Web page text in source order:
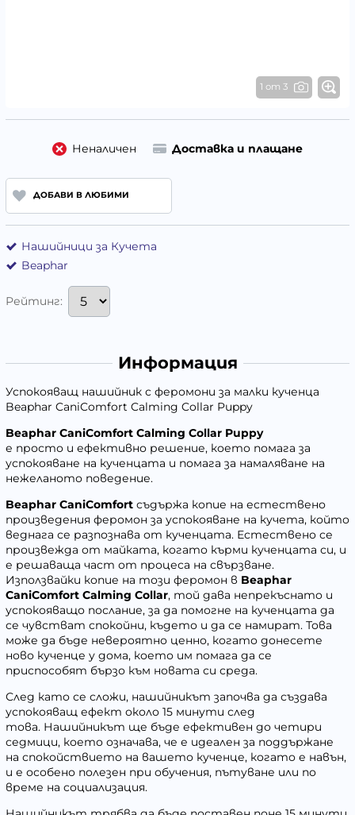
1 от 3
Неналичен Доставка и плащане
ДОБАВИ В ЛЮБИМИ
Нашийници за Кучета
Beaphar
Рейтинг:
Информация
Успокояващ нашийник с феромони за малки кученца
Beaphar CaniComfort Calming Collar Puppy
Beaphar CaniComfort Calming Collar Puppy
е просто и ефективно решение, което помага за
успокояване на кученцата и помага за намаляване на
нежеланото поведение.
Beaphar CaniComfort съдържа копие на естествено
произведения феромон за успокояване на кучета, който
веднага се разпознава от кученцата. Естествено се
произвежда от майката, когато кърми кученцата си, и
е решаваща част от процеса на свързване.
Използвайки копие на този феромон в Beaphar
CaniComfort Calming Collar, той дава непрекъснато и
успокояващо послание, за да помогне на кученцата да
се чувстват спокойни, където и да се намират. Това
може да бъде невероятно ценно, когато донесете
ново кученце у дома, което им помага да се
приспособят бързо към новата си среда.
След като се сложи, нашийникът започва да създава
успокояващ ефект около 15 минути след
това. Нашийникът ще бъде ефективен до четири
седмици, което означава, че е идеален за поддържане
на спокойствието на вашето кученце, когато е навън,
и е особено полезен при обучения, пътуване или по
време на социализация.